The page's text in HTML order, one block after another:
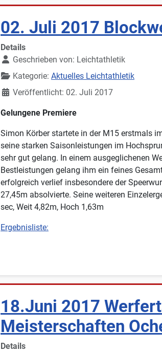
02. Juli 2017
Details
Geschrieben von: Leichtathletik
Kategorie: Aktuelles Leichtathletik
Veröffentlicht: 02. Juli 2017
Gelungene Premiere
Simon Körber startete in der M15 erstmals
seine starken Saisonleistungen im
sehr gut gelang. In einem ausgeglichenen
Bestleistungen gelang ihm ein feines
erfolgreich verlief insbesondere der
27,45m absolvierte. Seine weiteren
sec, Weit 4,82m, Hoch 1,63m
Ergebnisliste:
18.Juni 2017
Meisterschaften
Details